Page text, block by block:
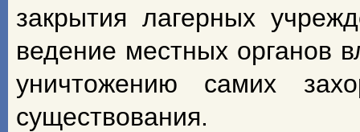
закрытия лагерных
ведение местных органов
уничтожению самих
существования.